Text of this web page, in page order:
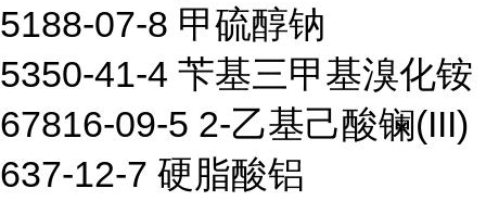
5188-07-8 甲硫醇钠
5350-41-4 苄基三甲基溴化铵
67816-09-5 2-乙基己酸镧(III)
637-12-7 硬脂酸铝